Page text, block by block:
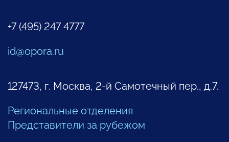
+7 (495) 247 4777
id@opora.ru
127473, г. Москва, 2-й Самотечный пер., д.7.
Региональные отделения
Представители за рубежом